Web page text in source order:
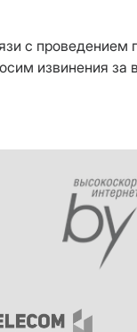
с проведением
извинения за